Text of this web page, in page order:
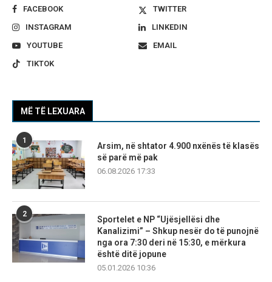
FACEBOOK
TWITTER
INSTAGRAM
LINKEDIN
YOUTUBE
EMAIL
TIKTOK
MË TË LEXUARA
1
Arsim, në shtator 4.900 nxënës të klasës
së parë më pak
06.08.2026 17:33
2
Sportelet e NP “Ujësjellësi dhe
Kanalizimi” – Shkup nesër do të punojnë
nga ora 7:30 deri në 15:30, e mërkura
është ditë jopune
05.01.2026 10:36